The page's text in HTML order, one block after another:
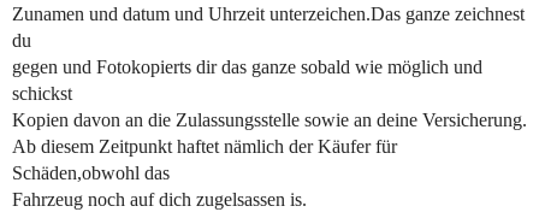
Zunamen und datum und Uhrzeit unterzeichen.Das ganze zeichnest
du
gegen und Fotokopierts dir das ganze sobald wie möglich und
schickst
Kopien davon an die Zulassungsstelle sowie an deine Versicherung.
Ab diesem Zeitpunkt haftet nämlich der Käufer für
Schäden,obwohl das
Fahrzeug noch auf dich zugelsassen is.